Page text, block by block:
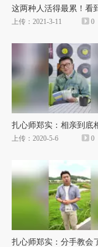
上传：2021-3-11 0
上传：2020-5-6 0